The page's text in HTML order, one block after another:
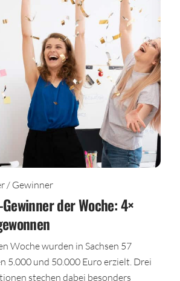
/ Gewinner
der Woche: 4×
Woche wurden in Sachsen 57
5.000 und 50.000 Euro erzielt. Drei
stechen dabei besonders